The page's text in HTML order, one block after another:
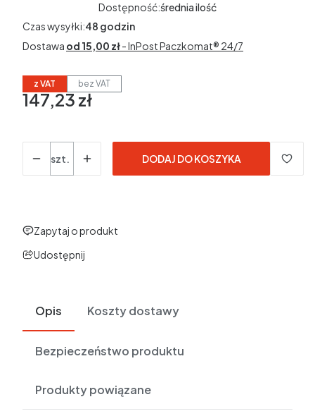
Dostępność:średnia ilość
Czas wysyłki:48 godzin
Dostawa od 15,00 zł- InPost Paczkomat® 24/7
z VAT bez VAT
Cena
147,23 zł
w tym 23% VAT
w tym23%
szt.
DODAJ DO KOSZYKA
Zapytaj o produkt
Udostępnij
Opis Koszty dostawy
Bezpieczeństwo produktu
Produkty powiązane